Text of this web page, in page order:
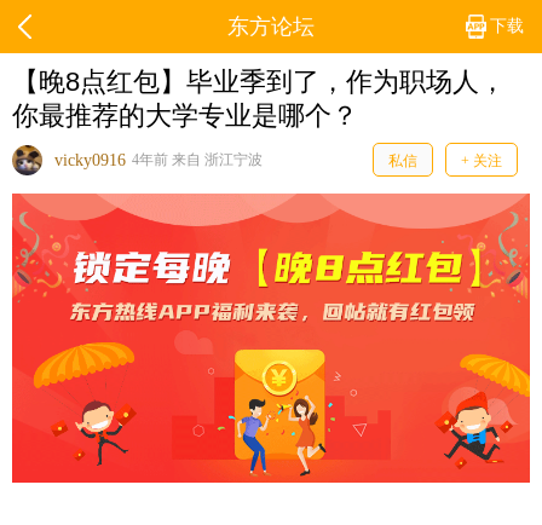
下载
东方论坛
【晚8点红包】毕业季到了，作为职场人，
你最推荐的大学专业是哪个？
vicky0916 4年前 来自 浙江宁波 私信 + 关注